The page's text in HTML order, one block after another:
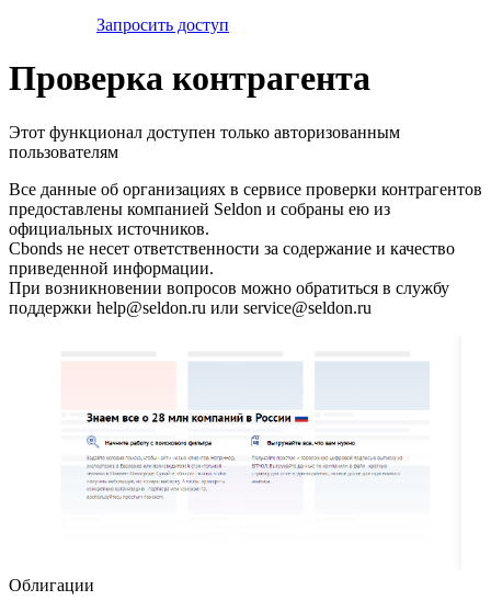
Запросить доступ
Проверка контрагента
Этот функционал доступен только авторизованным
пользователям
Все данные об организациях в сервисе проверки контрагентов
предоставлены компанией Seldon и собраны ею из
официальных источников.
Cbonds не несет ответственности за содержание и качество
приведенной информации.
При возникновении вопросов можно обратиться в службу
поддержки help@seldon.ru или service@seldon.ru
Облигации